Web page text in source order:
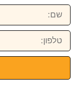
שם:
טלפון: